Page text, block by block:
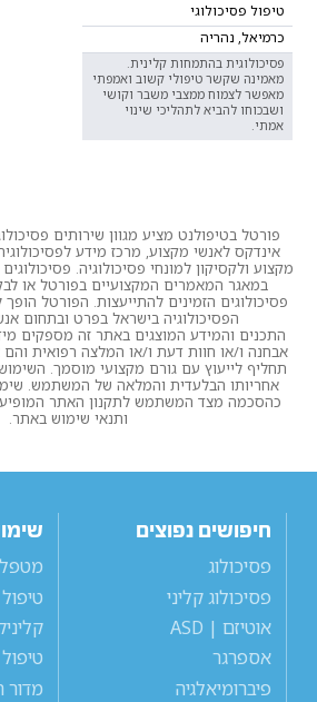
טיפול פסיכולוגי
כרמיאל, נהריה
פסיכולוגית בהתמחות קלינית.
מאמינה שקשר טיפולי קשוב ואמפתי
מאפשר לצמוח ממצבי משבר וקושי
ושבכוחו להביא לתהליכי שינוי
אמתי.
פורטל בטיפולנט מציע מגוון שירותים
אינדקס לאנשי מקצוע, מרכז מידע
מקצוע ולקסיקון למונחי פסיכולוגיה.
במאגר המאמרים המקצועיים בפורטל או
פסיכולוגים הזמינים להתייעצות. הפורטל
הפסיכולוגיה בישראל בפרט ובתחום
התכנים והמידע המוצגים באתר זה מספקים
אבחנה ו/או חוות דעת ו/או המלצה רפואית
תחליף לייעוץ עם גורם מקצועי מוסמך.
אחריותו הבלעדית והמלאה של המשתמש.
כהסכמה מצד המשתמש לתקנון האתר המופיע
ותנאי שימוש באתר.
חיפושים נפוצים
פסיכולוג
פסיכולוג קליני
אוטיזם | ASD
אספרגר
פיברומיאלגיה
מדור